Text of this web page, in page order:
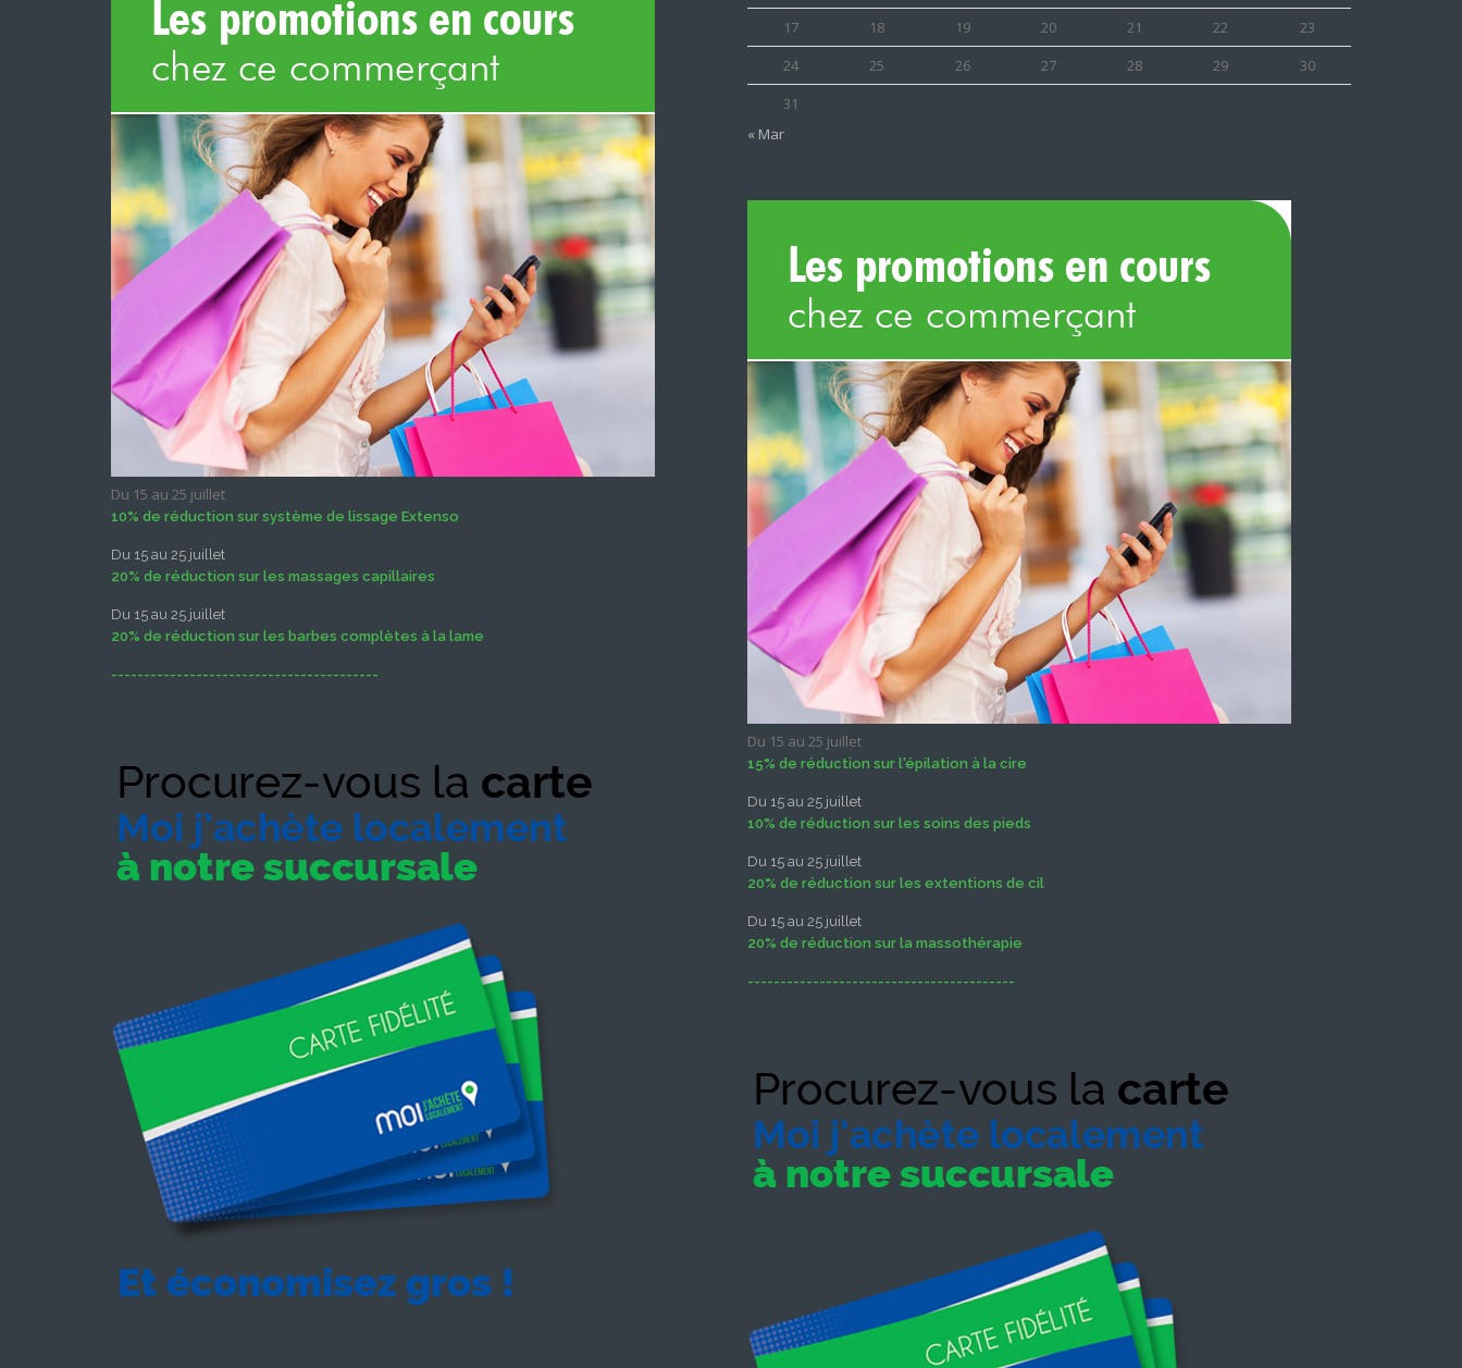
Du 15 au 25 juillet
10% de réduction sur système de lissage Extenso
Du 15 au 25 juillet
20% de réduction sur les massages capillaires
Du 15 au 25 juillet
20% de réduction sur les barbes complètes à la lame
-----------------------------------------
17
18 19 20 21 22
23
24
25 26 27 28 29
30
31
« Mar
Du 15 au 25 juillet
15% de réduction sur l'épilation à la cire
Du 15 au 25 juillet
10% de réduction sur les soins des pieds
Du 15 au 25 juillet
20% de réduction sur les extentions de cil
Du 15 au 25 juillet
20% de réduction sur la massothérapie
-----------------------------------------